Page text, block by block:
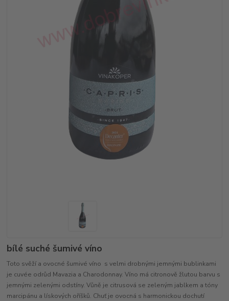
bílé suché šumivé víno
Toto svěží a ovocné šumivé víno s velmi drobnými jemnými bublinkami
je cuvée odrůd Mavazia a Charodonnay. Víno má citronově žlutou barvu s
jemnými zelenými odstíny. Vůně je citrusová se zeleným jablkem a tóny
marcipánu a lískových oříšků. Chuť je ovocná s harmonickou dochutí